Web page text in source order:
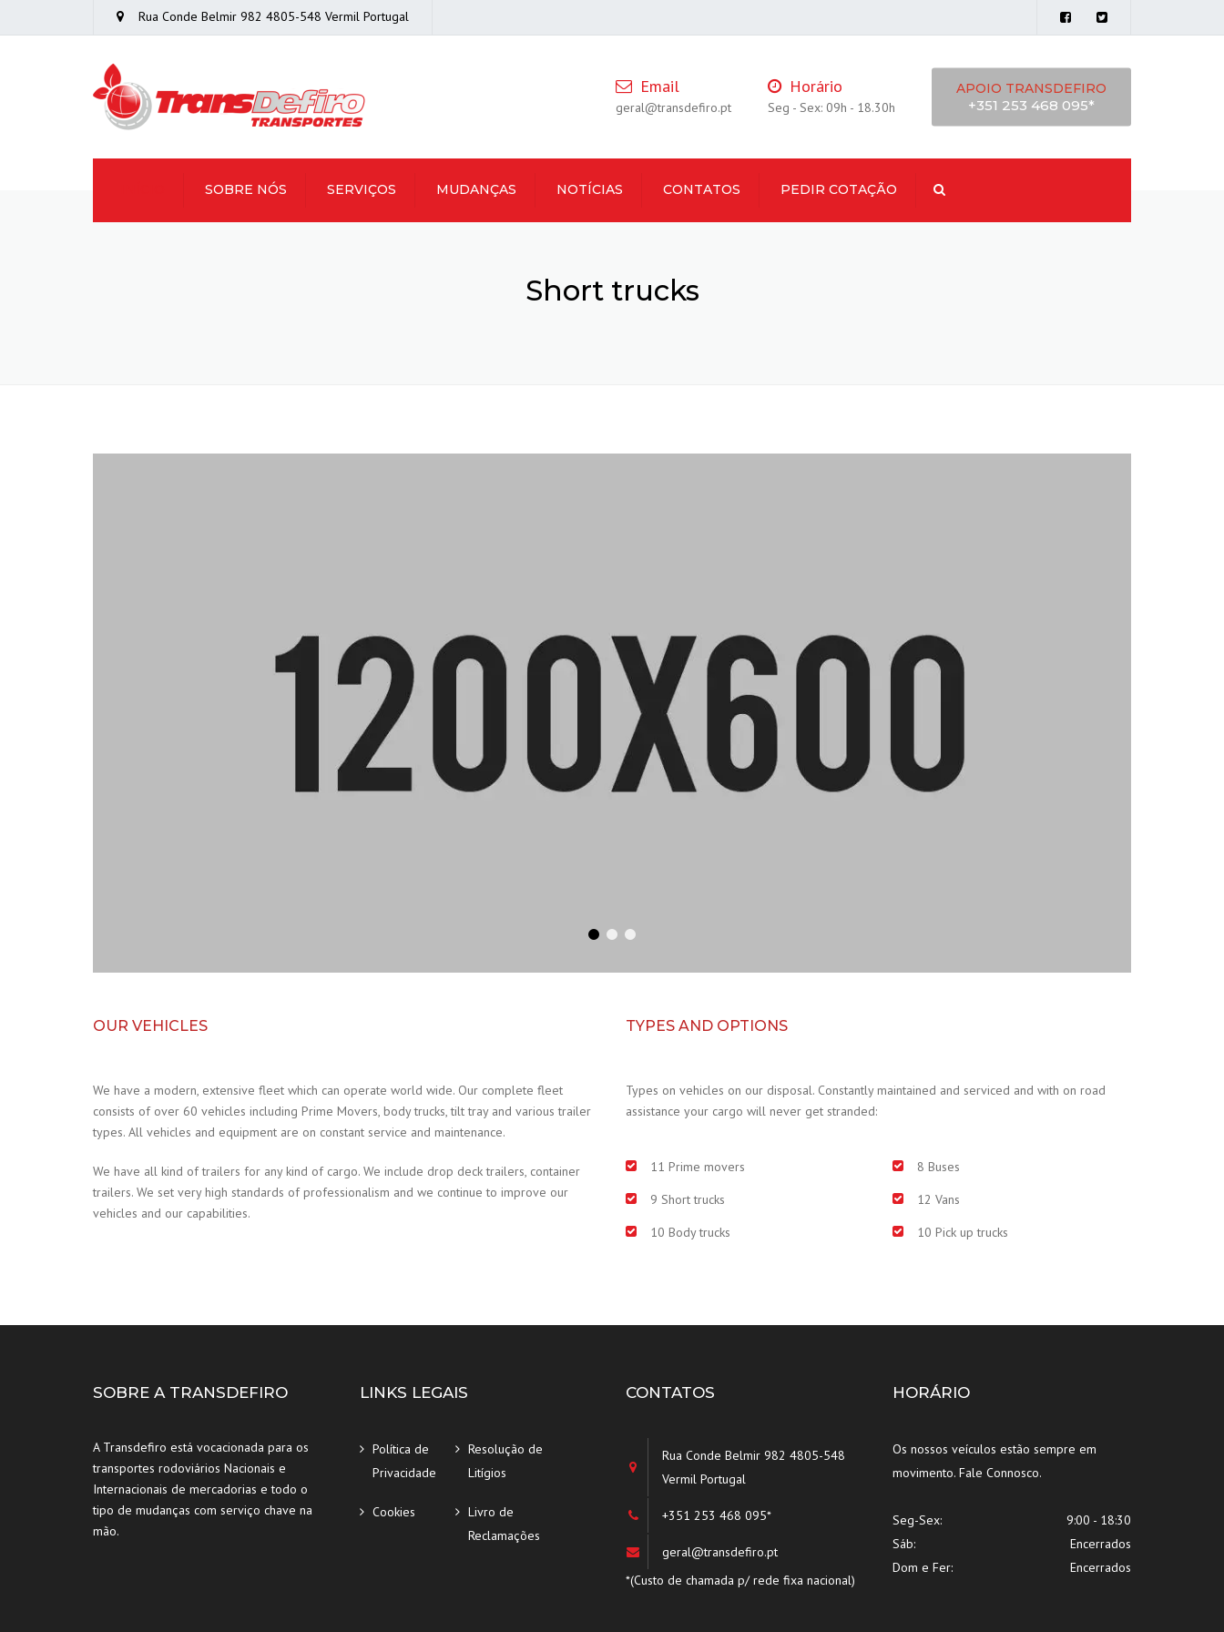
Rua Conde Belmir 982 4805-548 Vermil Portugal
Email
geral@transdefiro.pt
Horário
Seg - Sex: 09h - 18.30h
APOIO TRANSDEFIRO
+351 253 468 095*
SOBRE NÓS SERVIÇOS
E GRANITOS
SERVICO DE ZORRA
COM GUINCHO PARA
TRANSPORTE
NACIONAL E
INTERNACIONAL.
MUDANÇAS NOTÍCIAS CONTATOS PEDIR COTAÇÃO
Short trucks
OUR VEHICLES TYPES AND OPTIONS
We have a modern, extensive fleet which can operate world wide. Our complete fleet
consists of over 60 vehicles including Prime Movers, body trucks, tilt tray and various trailer
types. All vehicles and equipment are on constant service and maintenance.
We have all kind of trailers for any kind of cargo. We include drop deck trailers, container
trailers. We set very high standards of professionalism and we continue to improve our
vehicles and our capabilities.
Types on vehicles on our disposal. Constantly maintained and serviced and with on road
assistance your cargo will never get stranded:
11 Prime movers
9 Short trucks
10 Body trucks
8 Buses
12 Vans
10 Pick up trucks
SOBRE A TRANSDEFIRO
A Transdefiro está vocacionada para os
transportes rodoviários Nacionais e
Internacionais de mercadorias e todo o
tipo de mudanças com serviço chave na
mão.
LINKS LEGAIS
Política de
Privacidade
Resolução de
Litígios
Cookies
Livro de
Reclamações
CONTATOS
Rua Conde Belmir 982 4805-548
Vermil Portugal
+351 253 468 095*
geral@transdefiro.pt
*(Custo de chamada p/ rede fixa nacional)
HORÁRIO
Os nossos veículos estão sempre em
movimento. Fale Connosco.
Seg-Sex:
9:00 - 18:30
Sáb:
Encerrados
Dom e Fer:
Encerrados